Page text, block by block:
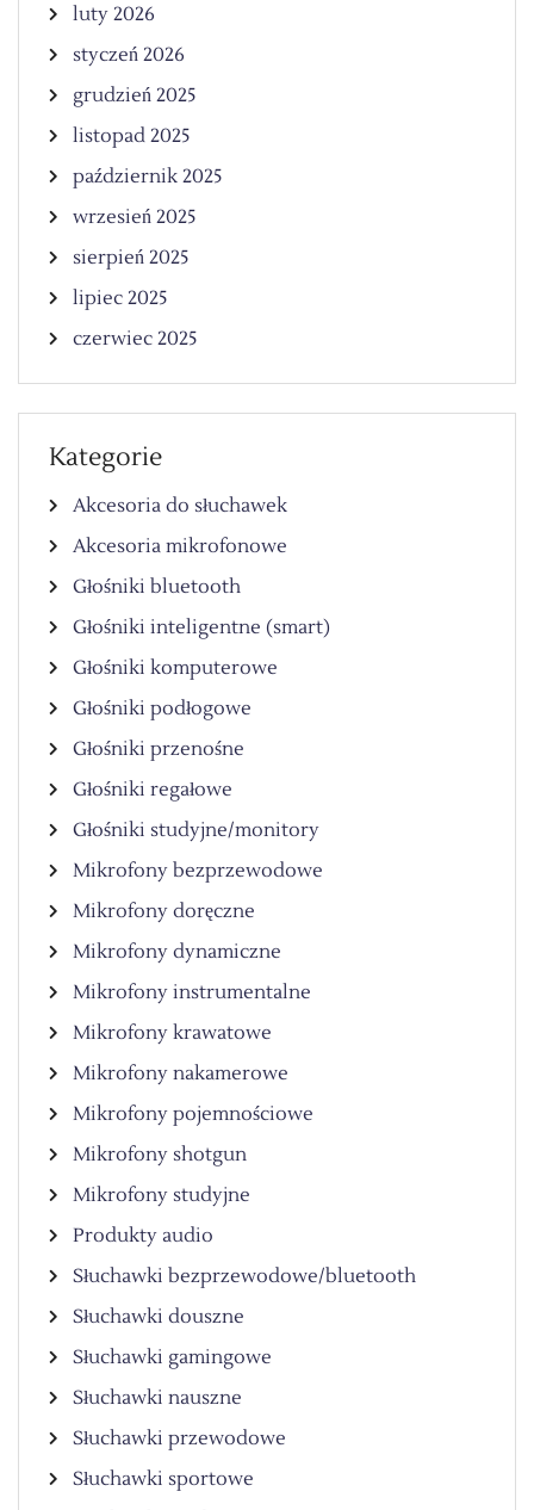
luty 2026
styczeń 2026
grudzień 2025
listopad 2025
październik 2025
wrzesień 2025
sierpień 2025
lipiec 2025
czerwiec 2025
Kategorie
Akcesoria do słuchawek
Akcesoria mikrofonowe
Głośniki bluetooth
Głośniki inteligentne (smart)
Głośniki komputerowe
Głośniki podłogowe
Głośniki przenośne
Głośniki regałowe
Głośniki studyjne/monitory
Mikrofony bezprzewodowe
Mikrofony doręczne
Mikrofony dynamiczne
Mikrofony instrumentalne
Mikrofony krawatowe
Mikrofony nakamerowe
Mikrofony pojemnościowe
Mikrofony shotgun
Mikrofony studyjne
Produkty audio
Słuchawki bezprzewodowe/bluetooth
Słuchawki douszne
Słuchawki gamingowe
Słuchawki nauszne
Słuchawki przewodowe
Słuchawki sportowe